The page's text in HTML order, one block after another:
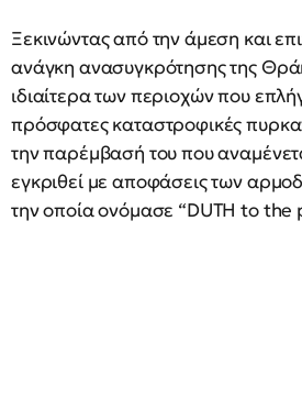
Ξεκινώντας από την άμεση και
ανάγκη ανασυγκρότησης της
ιδιαίτερα των περιοχών που
πρόσφατες καταστροφικές
την παρέμβασή του που
εγκριθεί με αποφάσεις των
την οποία ονόμασε “DUTH to the